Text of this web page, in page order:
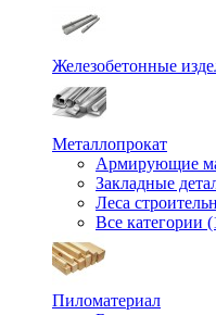
Железобетонные
Металлопрокат
Армирующие
Закладные
Леса
Все категории
Пиломатериал